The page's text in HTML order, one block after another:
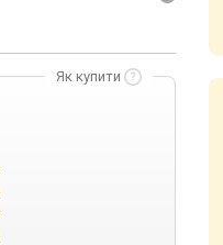
Як купити